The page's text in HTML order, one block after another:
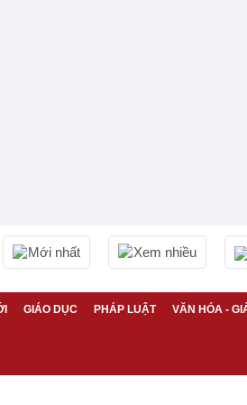
Mới nhất Xem nhiều
GIÁO DỤC PHÁP LUẬT VĂN HÓA -